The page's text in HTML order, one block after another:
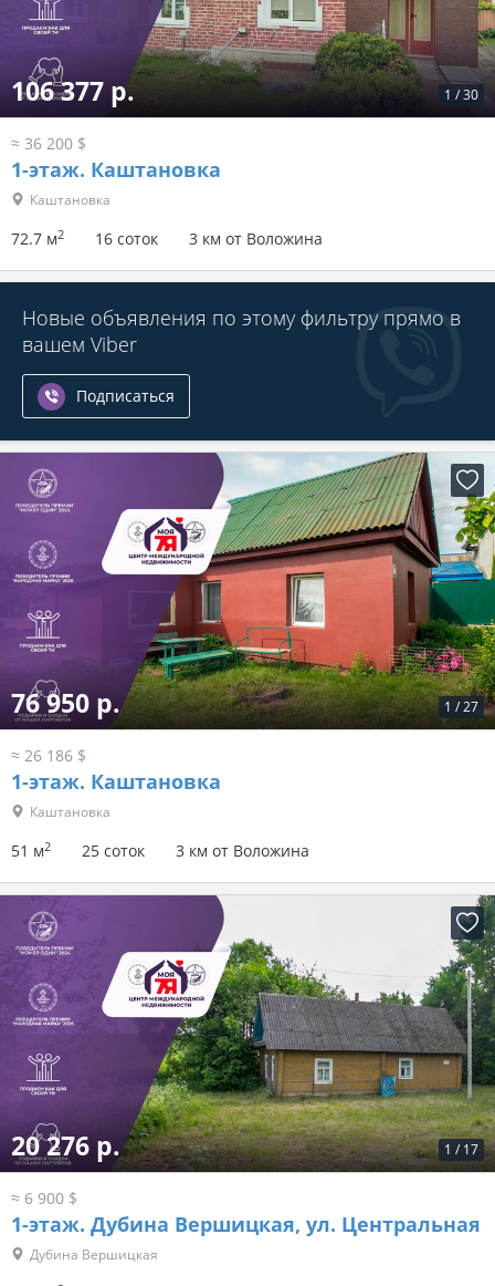
1 /30
106 377 р.
≈ 36 200 $
1-этаж. Каштановка
Каштановка
72.7 м2 16 соток 3 км от Воложина
Новые объявления по этому фильтру прямо в
вашем Viber
Подписаться
1 /27
76 950 р.
≈ 26 186 $
1-этаж. Каштановка
Каштановка
51 м2 25 соток 3 км от Воложина
1 / 17
20 276 р.
≈ 6 900 $
1-этаж. Дубина Вершицкая, ул. Центральная
Дубина Вершицкая